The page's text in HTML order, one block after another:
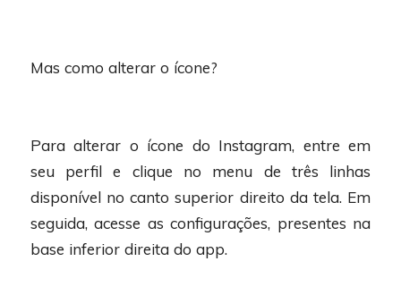
Mas como alterar o ícone?
Para alterar o ícone do Instagram, entre em
seu perfil e clique no menu de três linhas
disponível no canto superior direito da tela. Em
seguida, acesse as configurações, presentes na
base inferior direita do app.